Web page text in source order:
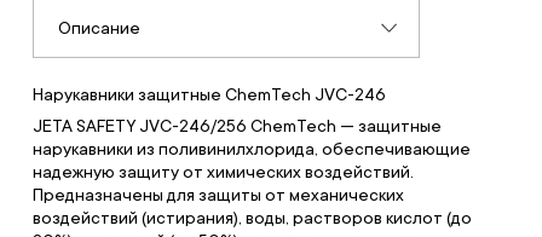
Описание
Нарукавники защитные ChemTech JVC-246
JETA SAFETY JVC-246/256 ChemTech — защитные
нарукавники из поливинилхлорида, обеспечивающие
надежную защиту от химических воздействий.
Предназначены для защиты от механических
воздействий (истирания), воды, растворов кислот (до